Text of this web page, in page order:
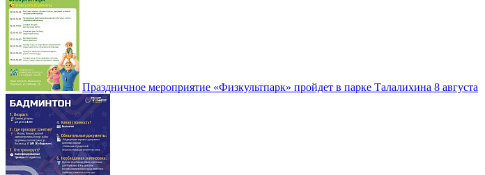
Праздничное мероприятие «Физкультпарк» пройдет в парке Талалихина 8 августа